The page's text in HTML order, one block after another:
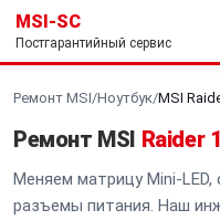
MSI-SC
Постгарантийный сервис
Ремонт MSI/Ноутбук/MSI
Ремонт MSI Raider
Меняем матрицу Mini-LED,
разъемы питания. Наш